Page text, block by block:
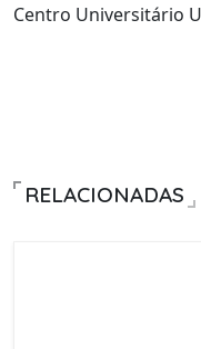
Centro Universitário
RELACIONADAS